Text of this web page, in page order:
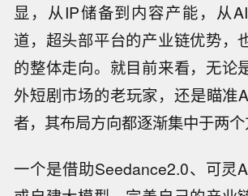
显，从IP储备到内容产能，从
道，超头部平台的产业链优势，
的整体走向。就目前来看，无论
外短剧市场的老玩家，还是瞄准
者，其布局方向都逐渐集中于两个
一个是借助Seedance2.0、可灵